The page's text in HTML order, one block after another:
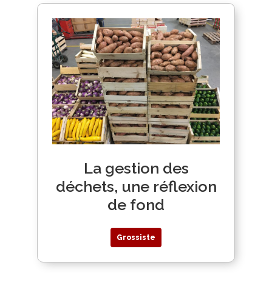
La gestion des
déchets, une réflexion
de fond
Grossiste